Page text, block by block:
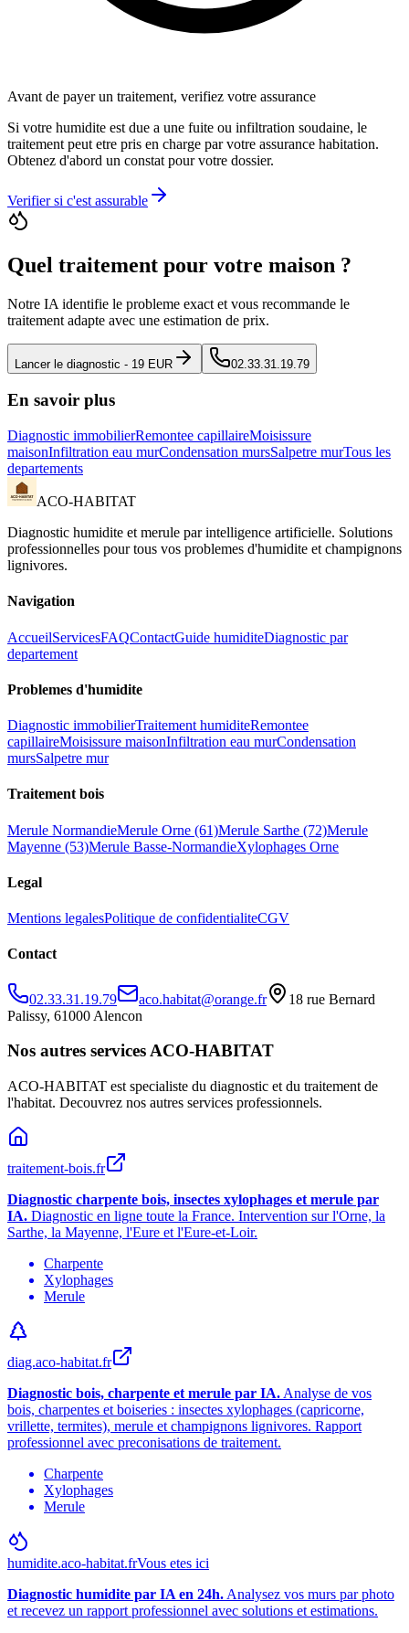
Avant de payer un traitement, verifiez votre assurance
Si votre humidite est due a une fuite ou infiltration soudaine, le
traitement peut etre pris en charge par votre assurance habitation.
Obtenez d'abord un constat pour votre dossier.
Verifier si c'est assurable
Quel traitement pour votre maison ?
Notre IA identifie le probleme exact et vous recommande le
traitement adapte avec une estimation de prix.
Lancer le diagnostic - 19 EUR 02.33.31.19.79
En savoir plus
Diagnostic immobilierRemontee capillaireMoisissure
maisonInfiltration eau murCondensation mursSalpetre murTous les
departements
ACO-HABITAT
Diagnostic humidite et merule par intelligence artificielle. Solutions
professionnelles pour tous vos problemes d'humidite et champignons
lignivores.
Navigation
AccueilServicesFAQContactGuide humiditeDiagnostic par
departement
Problemes d'humidite
Diagnostic immobilierTraitement humiditeRemontee
capillaireMoisissure maisonInfiltration eau murCondensation
mursSalpetre mur
Traitement bois
Merule NormandieMerule Orne (61)Merule Sarthe (72)Merule
Mayenne (53)Merule Basse-NormandieXylophages Orne
Legal
Mentions legalesPolitique de confidentialiteCGV
Contact
02.33.31.19.79 aco.habitat@orange.fr
18 rue Bernard
Palissy, 61000 Alencon
Nos autres services ACO-HABITAT
ACO-HABITAT est specialiste du diagnostic et du traitement de
l'habitat. Decouvrez nos autres services professionnels.
traitement-bois.fr
Diagnostic charpente bois, insectes xylophages et merule par
IA. Diagnostic en ligne toute la France. Intervention sur l'Orne, la
Sarthe, la Mayenne, l'Eure et l'Eure-et-Loir.
Charpente
Xylophages
Merule
diag.aco-habitat.fr
Diagnostic bois, charpente et merule par IA. Analyse de vos
bois, charpentes et boiseries : insectes xylophages (capricorne,
vrillette, termites), merule et champignons lignivores. Rapport
professionnel avec preconisations de traitement.
Charpente
Xylophages
Merule
humidite.aco-habitat.frVous etes ici
Diagnostic humidite par IA en 24h. Analysez vos murs par photo
et recevez un rapport professionnel avec solutions et estimations.